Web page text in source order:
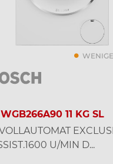
11 KG SL
U/MIN D...